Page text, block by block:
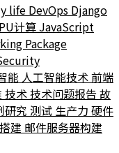
life DevOps Django
计算 JavaScript
Package
能 人工智能技术前端
技术技术问题报告 故
研究 测试 生产力 硬件
建 邮件服务器构建